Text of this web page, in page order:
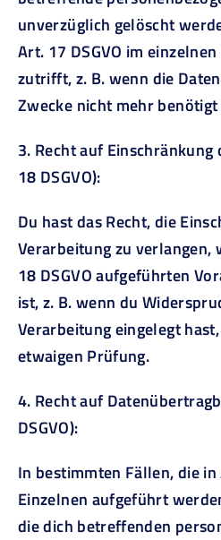
unverzüglich gelöscht
Art. 17 DSGVO im
zutrifft, z. B. wenn die
Zwecke nicht mehr
3. Recht auf
18 DSGVO):
Du hast das Recht, die
Verarbeitung zu verlangen,
18 DSGVO aufgeführten
ist, z. B. wenn du
Verarbeitung eingelegt
etwaigen Prüfung.
4. Recht auf
DSGVO):
In bestimmten Fällen, die in
Einzelnen aufgeführt
die dich betreffenden